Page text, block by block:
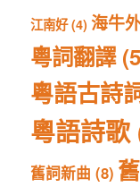
江南好(4) 海牛
粵詞翻譯
粵語古詩
粵語詩歌
舊詞新曲 (8)